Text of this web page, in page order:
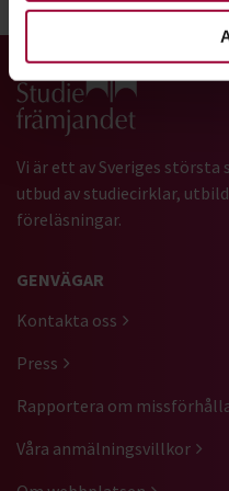
Gå till studiefrämjandets
Vi är ett av Sveriges
utbud av studiecirklar,
föreläsningar.
GENVÄGAR
Kontakta oss
Press
Rapportera om
Våra anmälningsvillkor